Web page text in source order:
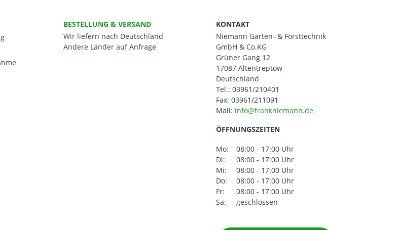
BESTELLUNG & VERSAND
Wir liefern nach Deutschland
Andere Länder auf Anfrage
KONTAKT
Niemann Garten- & Forsttechnik
GmbH & Co.KG
Grüner Gang 12
17087 Altentreptow
Deutschland
Tel.: 03961/210401
Fax: 03961/211091
Mail:
ÖFFNUNGSZEITEN
Mo:
08:00 - 17:00 Uhr
Di:
08:00 - 17:00 Uhr
Mi:
08:00 - 17:00 Uhr
Do:
08:00 - 17:00 Uhr
Fr:
08:00 - 17:00 Uhr
Sa:
geschlossen